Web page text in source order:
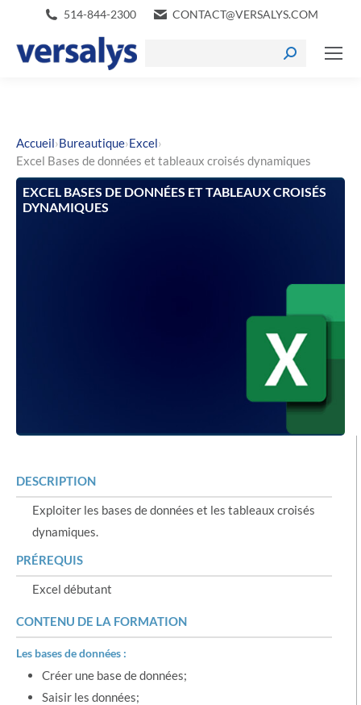
514-844-2300 CONTACT@VERSALYS.COM
Accueil›Bureautique›Excel›
Excel Bases de données et tableaux croisés dynamiques
EXCEL BASES DE DONNÉES ET TABLEAUX CROISÉS
DYNAMIQUES
DESCRIPTION
Exploiter les bases de données et les tableaux croisés
dynamiques.
PRÉREQUIS
Excel débutant
CONTENU DE LA FORMATION
Les bases de données :
Créer une base de données;
Saisir les données;